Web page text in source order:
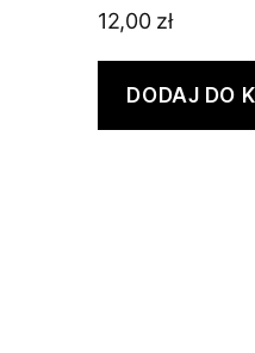
12,00 zł
DODAJ DO